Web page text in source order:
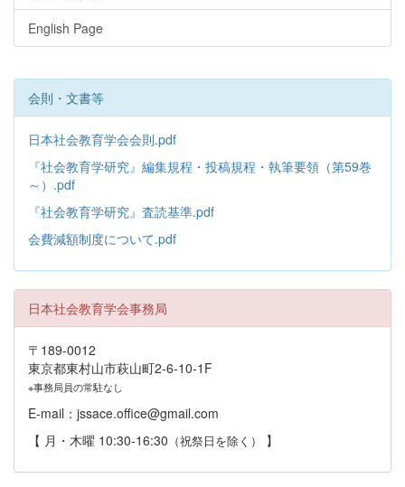
English Page
会則・文書等
日本社会教育学会会則.pdf
『社会教育学研究』編集規程・投稿規程・執筆要領（第59巻
～）.pdf
『社会教育学研究』査読基準.pdf
会費減額制度について.pdf
日本社会教育学会事務局
〒189-0012
東京都東村山市萩山町2-6-10-1F
※事務局員の常駐なし
E-mail：jssace.office@gmail.com
【 月・木曜 10:30-16:30 （祝祭日を除く） 】